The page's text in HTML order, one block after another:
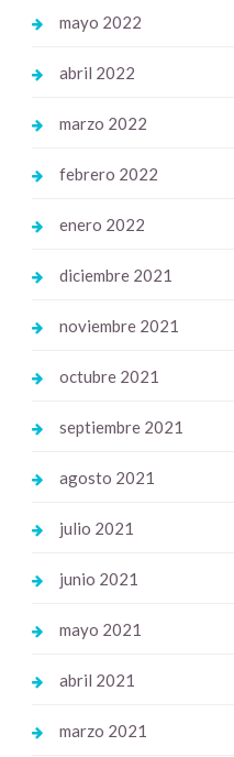
mayo 2022
abril 2022
marzo 2022
febrero 2022
enero 2022
diciembre 2021
noviembre 2021
octubre 2021
septiembre 2021
agosto 2021
julio 2021
junio 2021
mayo 2021
abril 2021
marzo 2021